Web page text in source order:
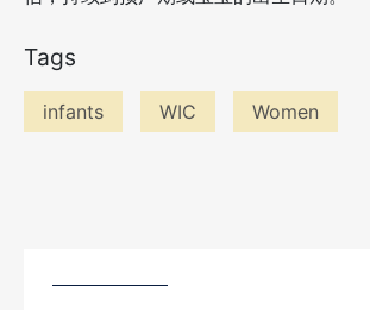
Tags
infants WIC Women